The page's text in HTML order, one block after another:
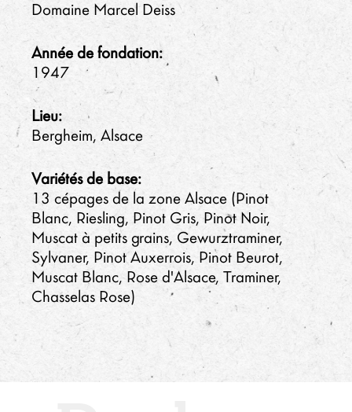
Domaine Marcel Deiss
Année de fondation:
1947
Lieu:
Bergheim, Alsace
Variétés de base:
13 cépages de la zone Alsace (Pinot
Blanc, Riesling, Pinot Gris, Pinot Noir,
Muscat à petits grains, Gewurztraminer,
Sylvaner, Pinot Auxerrois, Pinot Beurot,
Muscat Blanc, Rose d'Alsace, Traminer,
Chasselas Rose)
Culture:
Biologique, Biodynamique